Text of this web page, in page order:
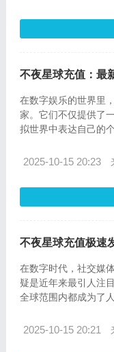
不夜星球充值：最
在数字娱乐的世界里
家。它们不仅提供了
拟世界中表达自己的
星球充值”——这个为
2025-10-15 20:23
不夜星球充值极速
在数字时代，社交媒
疑是近年来最引人注
全球范围内都成为了
网友的一句“周围人都
2025-10-15 20:21